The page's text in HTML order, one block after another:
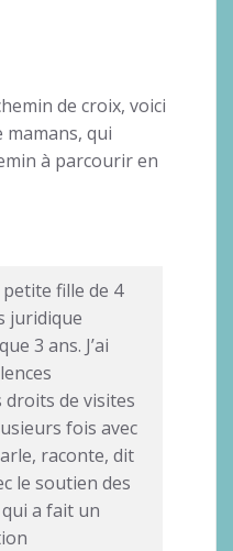
de croix, voici
qui
à parcourir en
petite fille de 4
juridique
3 ans. J’ai
droits de visites
fois avec
raconte, dit
le soutien des
qui a fait un